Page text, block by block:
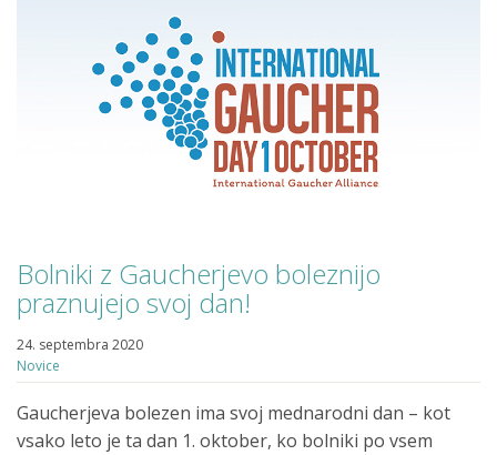
Bolniki z Gaucherjevo boleznijo
praznujejo svoj dan!
24. septembra 2020
Novice
Gaucherjeva bolezen ima svoj mednarodni dan – kot
vsako leto je ta dan 1. oktober, ko bolniki po vsem